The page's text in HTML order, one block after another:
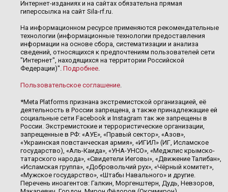
Интернет-изданиях и на сайтах обязательна прямая
гиперссылка на сайт Sila-rf.ru.
На информационном ресурсе применяются рекомендательные
технологии (информационные технологии предоставления
информации на основе сбора, систематизации и анализа
сведений, относящихся к предпочтениям пользователей сети
"Интернет", находящихся на территории Российской
Федерации)". Подробнее.
Пользовательское соглашение.
*Meta Platforms признана экстремистской организацией, её
деятельность в России запрещена, а также принадлежащие ей
социальные сети Facebook и Instagram так же запрещены в
России. Экстремистские и террористические организации,
запрещенные в РФ: «АУЕ», «Правый сектор», «Азов»,
«Украинская повстанческая армия», «ИГИЛ» (ИГ, Исламское
государство), «Аль-Каида», «УНА-УНСО», «Меджлис крымско-
татарского народа», «Свидетели Иеговы», «Движение Талибан»,
«Исламская группа», «Добровольчий рух», «Чёрный комитет»,
«Мужское государство», «Штабы Навального» и другие.
Перечень иноагентов: Галкин, Моргенштерн, Дудь, Невзоров,